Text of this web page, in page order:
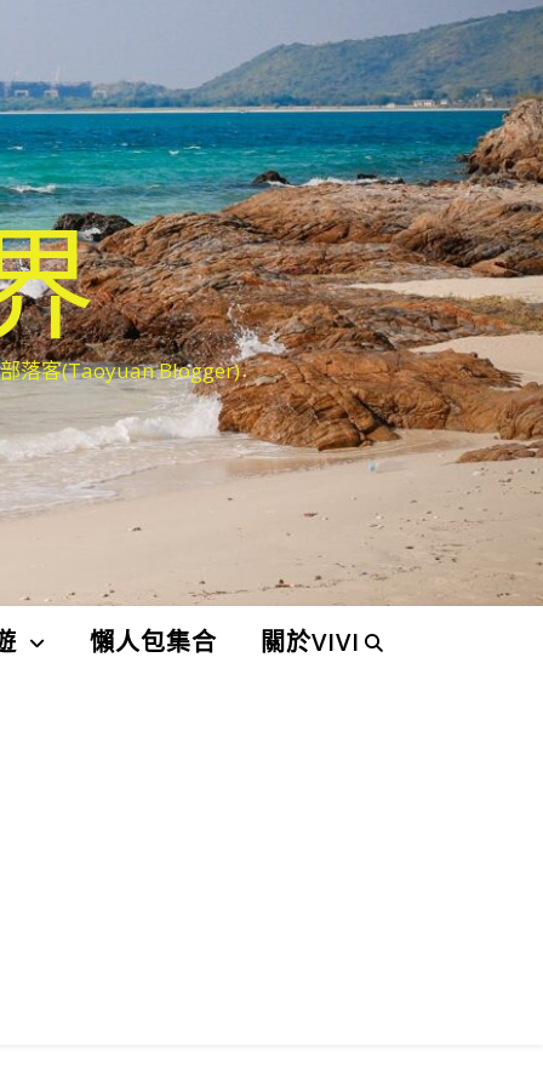
落客(Taoyuan Blogger)
懶人包集合 關於VIVI